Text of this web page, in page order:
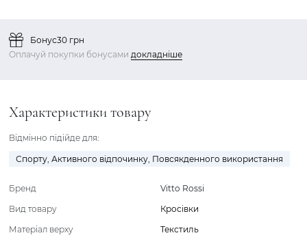
Бонус30 грн
Оплачуй покупки бонусами докладніше
Характеристики товару
Відмінно підійде для:
Спорту, Активного відпочинку, Повсякденного використання
Бренд
Vitto Rossi
Вид товару
Кросівки
Матеріал верху
Текстиль